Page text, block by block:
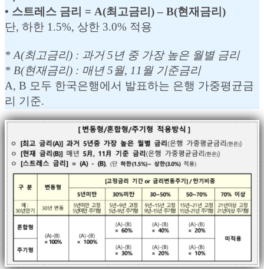
• 스트레스 금리 = A(최고금리) – B(현재금리)
단, 하한 1.5%, 상한 3.0% 적용
* A(최고금리) : 과거 5년 중 가장 높은 월별 금리
* B(현재금리) : 매년 5월, 11월 기준금리
A, B 모두 한국은행에서 발표하는 은행 가중평균금
리 기준.